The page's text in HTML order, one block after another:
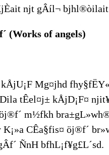
njt gÂíl¬
(Works of angels)
Mg¤jhd
tÊel¤j± kÅjD¡F¤
m½fkh­
K¡»a CÊa§fis¤ öj®f´
ÑnH bfhL¡f¥g£L´sd.